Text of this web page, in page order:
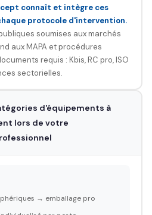
connaît et intègre ces
protocole d'intervention.
soumises aux marchés
aux MAPA et procédures
requis : Kbis, RC pro, ISO
sectorielles.
d'équipements à
lors de votre
→ emballage pro